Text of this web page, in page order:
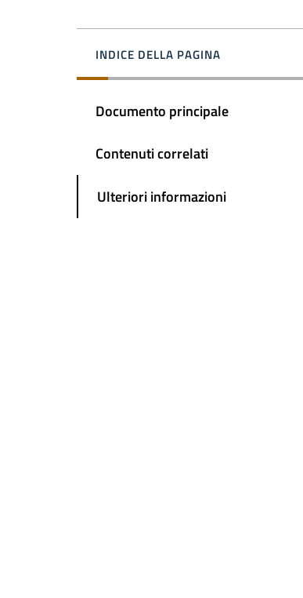
INDICE DELLA PAGINA
Documento principale
Contenuti correlati
Ulteriori informazioni